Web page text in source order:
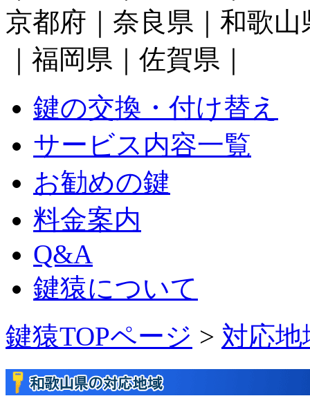
京都府｜奈良県｜和歌
｜福岡県｜佐賀県｜
鍵の交換・付け替え
サービス内容一覧
お勧めの鍵
料金案内
Q&A
鍵猿について
鍵猿TOPページ > 対応